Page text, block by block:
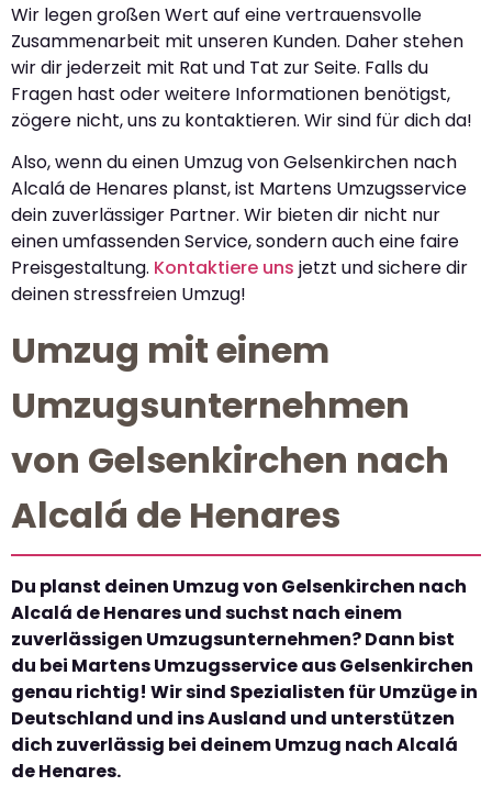
Wir legen großen Wert auf eine vertrauensvolle
Zusammenarbeit mit unseren Kunden. Daher stehen
wir dir jederzeit mit Rat und Tat zur Seite. Falls du
Fragen hast oder weitere Informationen benötigst,
zögere nicht, uns zu kontaktieren. Wir sind für dich da!
Also, wenn du einen Umzug von Gelsenkirchen nach
Alcalá de Henares planst, ist Martens Umzugsservice
dein zuverlässiger Partner. Wir bieten dir nicht nur
einen umfassenden Service, sondern auch eine faire
Preisgestaltung. Kontaktiere uns jetzt und sichere dir
deinen stressfreien Umzug!
Umzug mit einem
Umzugsunternehmen
von Gelsenkirchen nach
Alcalá de Henares
Du planst deinen Umzug von Gelsenkirchen nach
Alcalá de Henares und suchst nach einem
zuverlässigen Umzugsunternehmen? Dann bist
du bei Martens Umzugsservice aus Gelsenkirchen
genau richtig! Wir sind Spezialisten für Umzüge in
Deutschland und ins Ausland und unterstützen
dich zuverlässig bei deinem Umzug nach Alcalá
de Henares.